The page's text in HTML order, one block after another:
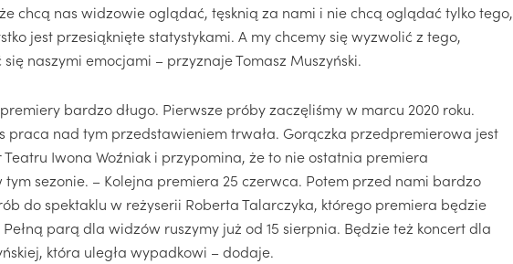
chcą nas widzowie oglądać, tęsknią za nami i nie chcą oglądać tylko tego,
jest przesiąknięte statystykami. A my chcemy się wyzwolić z tego,
naszymi emocjami – przyznaje Tomasz Muszyński.
bardzo długo. Pierwsze próby zaczęliśmy w marcu 2020 roku.
praca nad tym przedstawieniem trwała. Gorączka przedpremierowa jest
Iwona Woźniak i przypomina, że to nie ostatnia premiera
tym sezonie. – Kolejna premiera 25 czerwca. Potem przed nami bardzo
do spektaklu w reżyserii Roberta Talarczyka, którego premiera będzie
parą dla widzów ruszymy już od 15 sierpnia. Będzie też koncert dla
która uległa wypadkowi – dodaje.